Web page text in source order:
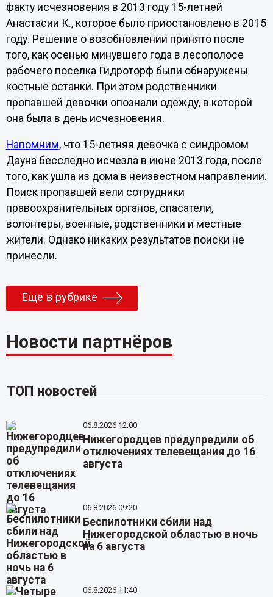
факту исчезновения в 2013 году 15-летней
Анастасии К., которое было приостановлено в 2015
году. Решение о возобновлении принято после
того, как осенью минувшего года в лесополосе
рабочего поселка Гидроторф были обнаружены
костные останки. При этом родственники
пропавшей девочки опознали одежду, в которой
она была в день исчезновения.
Напомним, что 15-летняя девочка с синдромом
Дауна бесследно исчезла в июне 2013 года, после
того, как ушла из дома в неизвестном направлении.
Поиск пропавшей вели сотрудники
правоохранительных органов, спасатели,
волонтеры, военные, родственники и местные
жители. Однако никаких результатов поиски не
принесли.
Еще в рубрике
Новости партнёров
ТОП новостей
06.8.2026 12:00
Нижегородцев предупредили об
отключениях телевещания до 16
августа
06.8.2026 09:20
Беспилотники сбили над
Нижегородской областью в ночь
на 6 августа
06.8.2026 11:40